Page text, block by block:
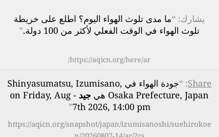
يشارك: “ما مدى تلوث الهواء اليوم؟ اطلع على خريطة
تلوث الهواء في الوقت الفعلي لأكثر من 100 دولة.
”
https://aqicn.org/here/ar/
Share
: “
جودة الهواء في Shinyasumatsu, Izumisano,
Osaka Prefecture, Japan هي
جيد
- on Friday, Aug
7th 2026, 14:00 pm
”
https://aqicn.org/snapshot/japan/izumisanoshi/suehirokoe